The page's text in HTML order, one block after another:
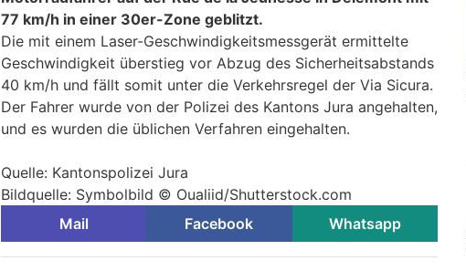
77 km/h in einer 30er-Zone geblitzt.
Die mit einem Laser-Geschwindigkeitsmessgerät ermittelte
Geschwindigkeit überstieg vor Abzug des Sicherheitsabstands
40 km/h und fällt somit unter die Verkehrsregel der Via Sicura.
Der Fahrer wurde von der Polizei des Kantons Jura angehalten,
und es wurden die üblichen Verfahren eingehalten.
Quelle: Kantonspolizei Jura
Bildquelle: Symbolbild © Oualiid/Shutterstock.com
Mail
Facebook Whatsapp